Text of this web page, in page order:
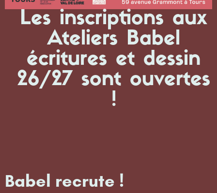
Les inscriptions aux
Ateliers Babel
écritures et dessin
26/27 sont ouvertes
!
Babel recrute !